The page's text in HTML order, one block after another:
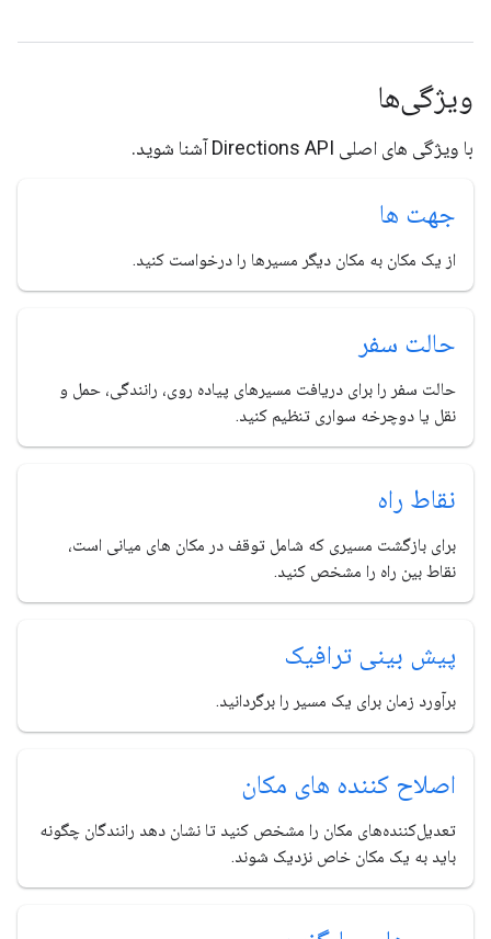
ویژگی‌ها
با ویژگی های اصلی Directions API آشنا شوید.
جهت ها
از یک مکان به مکان دیگر مسیرها را درخواست کنید.
حالت سفر
حالت سفر را برای دریافت مسیرهای پیاده روی، رانندگی، حمل و
نقل یا دوچرخه سواری تنظیم کنید.
نقاط راه
برای بازگشت مسیری که شامل توقف در مکان های میانی است،
نقاط بین راه را مشخص کنید.
پیش بینی ترافیک
برآورد زمان برای یک مسیر را برگردانید.
اصلاح کننده های مکان
تعدیل‌کننده‌های مکان را مشخص کنید تا نشان دهد رانندگان چگونه
باید به یک مکان خاص نزدیک شوند.